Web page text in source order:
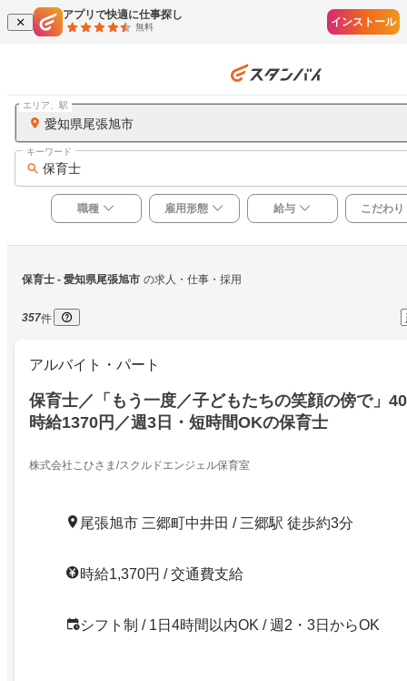
アプリで快適に仕事探し
無料 インストール
愛知県尾張旭市
エリア、駅
保育士
キーワード
職種 雇用形態 給与 こだわり
保育士 - 愛知県尾張旭市 の求人・仕事・採用
357件
アルバイト・パート
保育士／「もう一度／子どもたちの笑顔の傍で」
時給1370円／週3日・短時間OKの保育士
株式会社こひさま/スクルドエンジェル保育室
尾張旭市 三郷町中井田 / 三郷駅 徒歩約3分
時給1,370円 / 交通費支給
シフト制 / 1日4時間以内OK / 週2・3日からOK